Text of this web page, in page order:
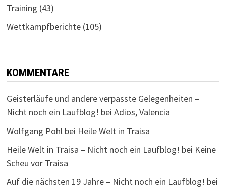
Training (43)
Wettkampfberichte(105)
KOMMENTARE
Geisterläufe und andere verpasste Gelegenheiten –
Nicht noch ein Laufblog! bei Adios, Valencia
Wolfgang Pohlbei Heile Welt in Traisa
Heile Welt in Traisa – Nicht noch ein Laufblog! bei Keine
Scheu vor Traisa
Auf die nächsten 19 Jahre – Nicht noch ein Laufblog! bei